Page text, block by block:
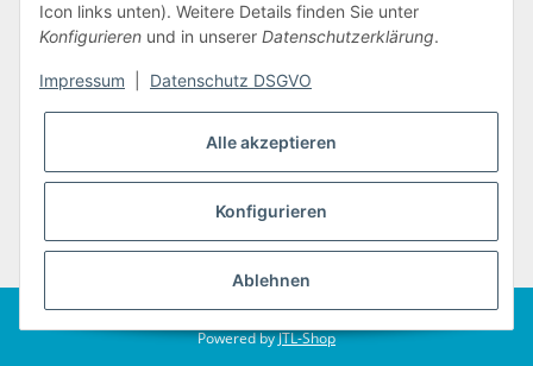
* Alle Preise inkl. gesetzlicher USt., zzgl.Versand
© Elsner KG
Powered byJTL-Shop
Icon links unten). Weitere Details finden Sie unter
Konfigurieren und in unserer Datenschutzerklärung.
Impressum Datenschutz DSGVO
Alle akzeptieren
Konfigurieren
Ablehnen